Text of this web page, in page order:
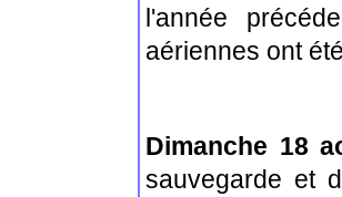
l'année
aériennes ont
Dimanche 18
sauvegarde et